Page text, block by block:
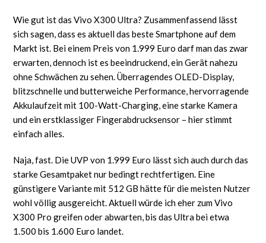
Wie gut ist das Vivo X300 Ultra? Zusammenfassend lässt
sich sagen, dass es aktuell das beste Smartphone auf dem
Markt ist. Bei einem Preis von 1.999 Euro darf man das zwar
erwarten, dennoch ist es beeindruckend, ein Gerät nahezu
ohne Schwächen zu sehen. Überragendes OLED-Display,
blitzschnelle und butterweiche Performance, hervorragende
Akkulaufzeit mit 100-Watt-Charging, eine starke Kamera
und ein erstklassiger Fingerabdrucksensor – hier stimmt
einfach alles.
Naja, fast. Die UVP von 1.999 Euro lässt sich auch durch das
starke Gesamtpaket nur bedingt rechtfertigen. Eine
günstigere Variante mit 512 GB hätte für die meisten Nutzer
wohl völlig ausgereicht. Aktuell würde ich eher zum Vivo
X300 Pro greifen oder abwarten, bis das Ultra bei etwa
1.500 bis 1.600 Euro landet.